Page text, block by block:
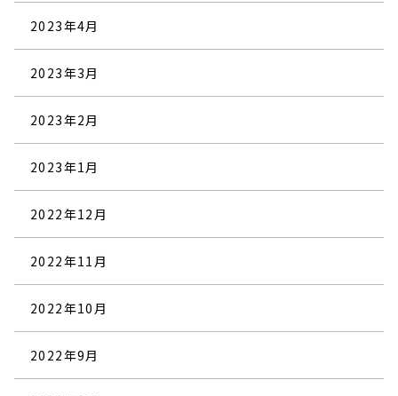
2023年4月
2023年3月
2023年2月
2023年1月
2022年12月
2022年11月
2022年10月
2022年9月